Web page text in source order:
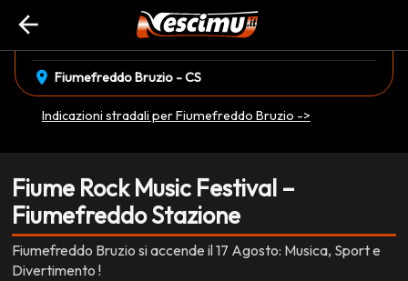
arrow_back
EVENTO CONCLUSO
domenica 17 Agosto
location_on Fiumefreddo Bruzio - CS
Indicazioni stradali per Fiumefreddo Bruzio ->
Fiume Rock Music Festival –
Fiumefreddo Stazione
Fiumefreddo Bruzio si accende il 17 Agosto: Musica, Sport e
Divertimento !